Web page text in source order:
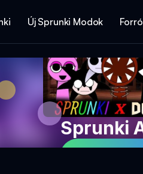
Új Sprunki Modok
Sprunki